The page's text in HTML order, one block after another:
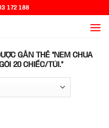
172 188
GẮN THẺ “NEM CHUA
20 CHIẾC/TÚI.”